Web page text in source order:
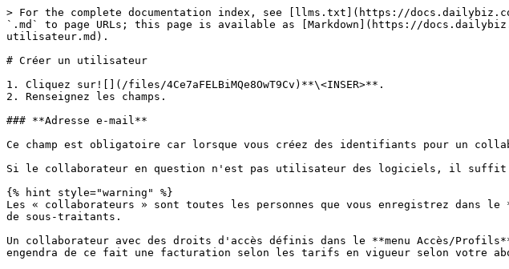
> For the complete documentation index, see [llms.txt](https://
`.md` to page URLs; this page is available as [Markdown](https://
utilisateur.md).
# Créer un utilisateur
1. Cliquez sur![](/files/4Ce7aFELBiMQe8OwT9Cv)**\<INSER>**.
2. Renseignez les champs.
### **Adresse e-mail**
Ce champ est obligatoire car lorsque vous créez des identifiants pour un
Si le collaborateur en question n'est pas utilisateur des logiciels, il suffit
{% hint style="warning" %}
Les « collaborateurs » sont toutes les personnes que vous enregistrez
de sous-traitants.
Un collaborateur avec des droits d'accès définis dans le **menu Accès/
engendra de ce fait une facturation selon les tarifs en vigueur selon votre